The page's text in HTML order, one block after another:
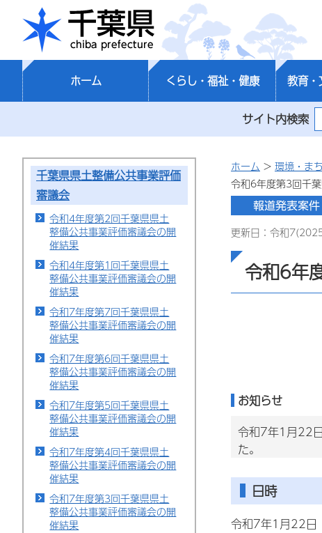
千葉県
ホーム くらし・福祉・健康 教育・
サイト内検索
千葉県県土整備公共事業評価
審議会
令和4年度第2回千葉県県土
整備公共事業評価審議会の開
催結果
令和4年度第1回千葉県県土
整備公共事業評価審議会の開
催結果
令和7年度第7回千葉県県土
整備公共事業評価審議会の開
催結果
令和7年度第6回千葉県県土
整備公共事業評価審議会の開
催結果
令和7年度第5回千葉県県土
整備公共事業評価審議会の開
催結果
令和7年度第4回千葉県県土
整備公共事業評価審議会の開
催結果
令和7年度第3回千葉県県土
整備公共事業評価審議会の開
催結果
ホーム > 環境・ま
令和6年度第3回千
更新日：令和
令和6年
お知らせ
令和7年1月22
た。
日時
令和7年1月22日